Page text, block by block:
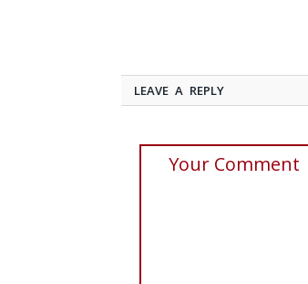
LEAVE A REPLY